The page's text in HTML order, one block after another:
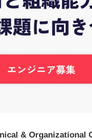
& Organizational